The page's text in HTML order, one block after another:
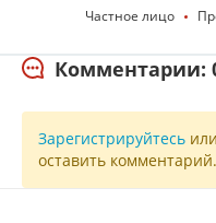
Частное лицо
Комментарии:
Зарегистрируйтесь или
оставить комментарий.